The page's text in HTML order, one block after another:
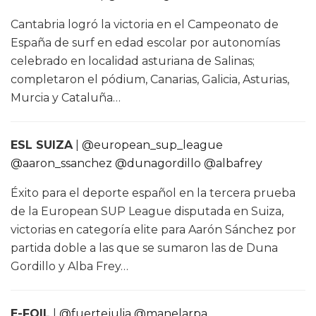
Cantabria logró la victoria en el Campeonato de
España de surf en edad escolar por autonomías
celebrado en localidad asturiana de Salinas;
completaron el pódium, Canarias, Galicia, Asturias,
Murcia y Cataluña…
ESL SUIZA| @european_sup_league
@aaron_ssanchez @dunagordillo @albafrey
Éxito para el deporte español en la tercera prueba
de la European SUP League disputada en Suiza,
victorias en categoría elite para Aarón Sánchez por
partida doble a las que se sumaron las de Duna
Gordillo y Alba Frey…